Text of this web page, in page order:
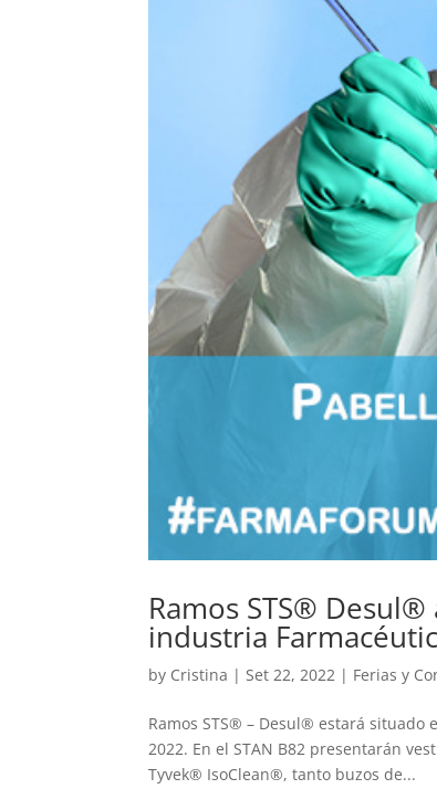
Ramos STS®
industria
by Cristina |Set 22, 2022 | Ferias y
Ramos STS® – Desul® estará situado
2022. En el STAN B82 presentarán
Tyvek® IsoClean®, tanto buzos de...